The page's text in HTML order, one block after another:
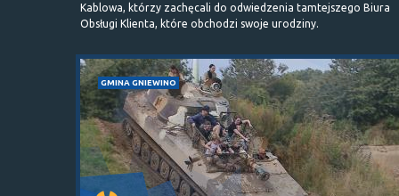
Kablowa, którzy zachęcali do odwiedzenia tamtejszego Biura
Obsługi Klienta, które obchodzi swoje urodziny.
GMINA GNIEWINO